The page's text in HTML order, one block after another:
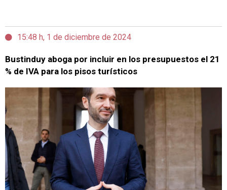
15:48 h, 1 de diciembre de 2024
Bustinduy aboga por incluir en los presupuestos el 21
% de IVA para los pisos turísticos